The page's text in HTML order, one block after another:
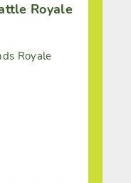
Royale